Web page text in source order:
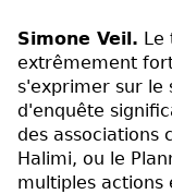
Simone Veil. Le
extrêmement
s'exprimer sur le
d'enquête
des associations
Halimi, ou le
multiples actions